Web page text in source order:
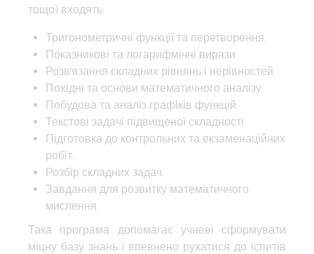
тощо) входять:
Тригонометричні функції та перетворення.
Показникові та логарифмічні вирази.
Розв’язання складних рівнянь і нерівностей.
Похідні та основи математичного аналізу.
Побудова та аналіз графіків функцій.
Текстові задачі підвищеної складності.
Підготовка до контрольних та екзаменаційних
робіт.
Розбір складних задач.
Завдання для розвитку математичного
мислення.
Така програма допомагає учневі сформувати
міцну базу знань і впевнено рухатися до іспитів